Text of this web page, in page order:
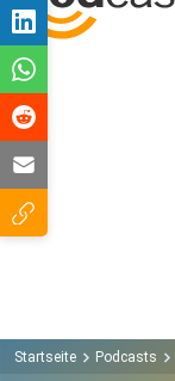
Startseite Podcasts